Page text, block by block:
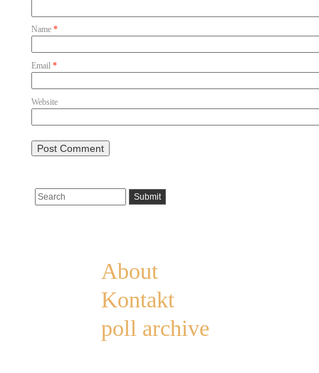
Name *
Email *
Website
About
Kontakt
poll archive